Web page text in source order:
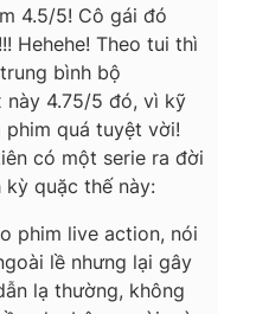
4.5/5! Cô gái đó
Hehehe! Theo tui thì
bình bộ
này 4.75/5 đó, vì kỹ
phim quá tuyệt vời!
có một serie ra đời
kỳ quặc thế này:
phim live action, nói
lề nhưng lại gây
lạ thường, không